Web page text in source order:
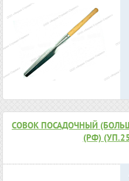
СОВОК ПОСАДОЧНЫЙ
(РФ)